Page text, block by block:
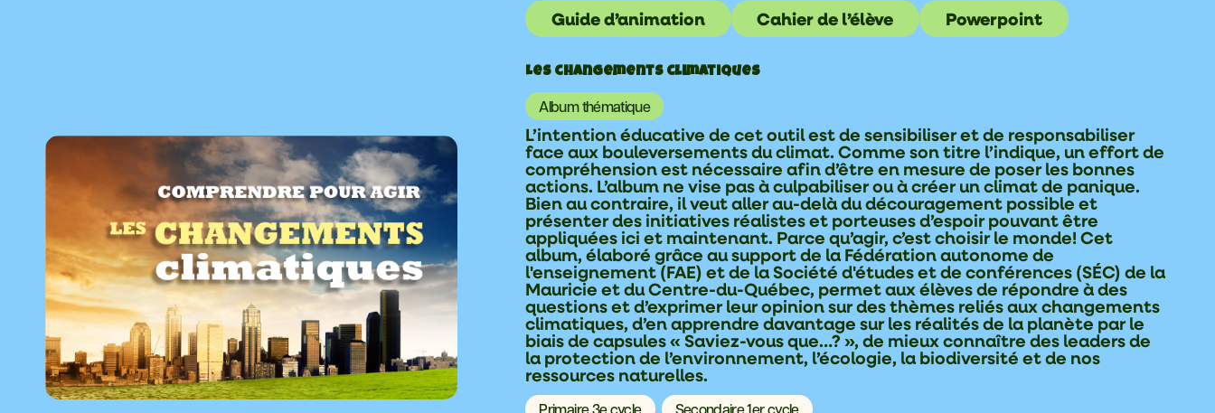
Guide d’animation Cahier de l’élève Powerpoint
Les changements climatiques
Album thématique
L’intention éducative de cet outil est de sensibiliser et de responsabiliser
face aux bouleversements du climat. Comme son titre l’indique, un effort de
compréhension est nécessaire afin d’être en mesure de poser les bonnes
actions. L’album ne vise pas à culpabiliser ou à créer un climat de panique.
Bien au contraire, il veut aller au-delà du découragement possible et
présenter des initiatives réalistes et porteuses d’espoir pouvant être
appliquées ici et maintenant. Parce qu’agir, c’est choisir le monde! Cet
album, élaboré grâce au support de la Fédération autonome de
l'enseignement (FAE) et de la Société d'études et de conférences (SÉC) de la
Mauricie et du Centre-du-Québec, permet aux élèves de répondre à des
questions et d’exprimer leur opinion sur des thèmes reliés aux changements
climatiques, d’en apprendre davantage sur les réalités de la planète par le
biais de capsules « Saviez-vous que…? », de mieux connaître des leaders de
la protection de l’environnement, l’écologie, la biodiversité et de nos
ressources naturelles.
Primaire 3e cycle Secondaire 1er cycle